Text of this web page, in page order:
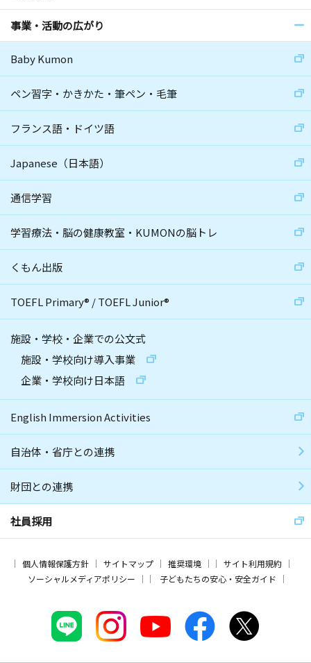
事業・活動の広がり
Baby Kumon
ペン習字・かきかた・筆ペン・毛筆
フランス語・ドイツ語
Japanese（日本語）
通信学習
学習療法・脳の健康教室・KUMONの脳トレ
くもん出版
TOEFL Primary® /TOEFL Junior®
施設・学校・企業での公文式
施設・学校向け導入事業
企業・学校向け日本語
English Immersion Activities
自治体・省庁との連携
財団との連携
社員採用
個人情報保護方針 サイトマップ 推奨環境
サイト利用規約
ソーシャルメディアポリシー
子どもたちの安心・安全ガイド